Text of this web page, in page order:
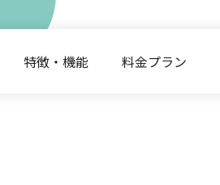
特徴・機能 料金プラン